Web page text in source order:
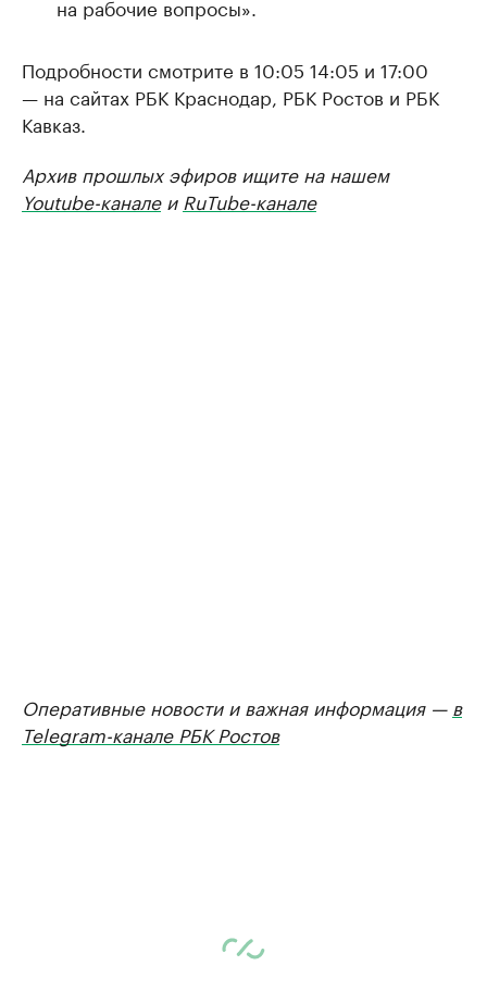
на рабочие вопросы».
Подробности смотрите в 10:05 14:05 и 17:00
— на сайтах РБК Краснодар, РБК Ростов и РБК
Кавказ.
Архив прошлых эфиров ищите на нашем
Youtube-каналеи RuTube-канале
Оперативные новости и важная информация — в
Telegram-канале РБК Ростов